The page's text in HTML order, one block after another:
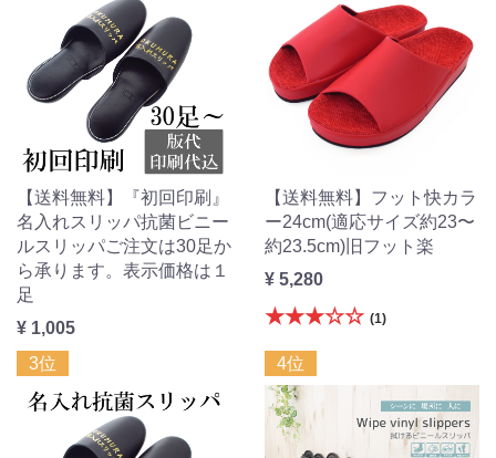
【送料無料】『初回印刷』
名入れスリッパ抗菌ビニー
ルスリッパご注文は30足か
ら承ります。表示価格は１
足
¥ 1,005
【送料無料】フット快カラ
ー24cm(適応サイズ約23〜
約23.5cm)旧フット楽
¥ 5,280
★★★☆☆ (1)
3位 4位